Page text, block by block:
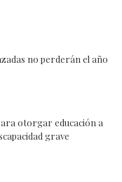
no perderán el año
otorgar educación a
grave